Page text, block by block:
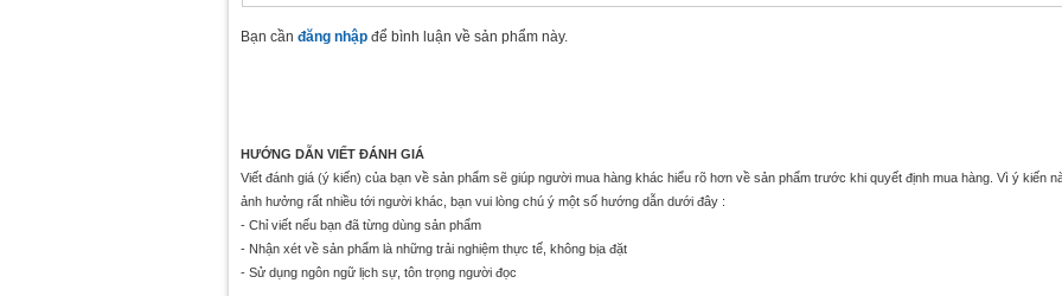
Bạn cần đăng nhập để bình luận về sản phẩm này.
HƯỚNG DẪN VIẾT ĐÁNH GIÁ
Viết đánh giá (ý kiến) của bạn về sản phẩm sẽ giúp người mua hàng khác hiểu rõ hơn về sản phẩm trước khi quyết định mua hàng. Vì ý kiến
ảnh hưởng rất nhiều tới người khác, bạn vui lòng chú ý một số hướng dẫn dưới đây :
- Chỉ viết nếu bạn đã từng dùng sản phẩm
- Nhận xét về sản phẩm là những trải nghiệm thực tế, không bịa đặt
- Sử dụng ngôn ngữ lịch sự, tôn trọng người đọc